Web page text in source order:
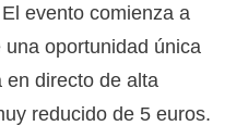
evento comienza a
oportunidad única
en directo de alta
reducido de 5 euros.